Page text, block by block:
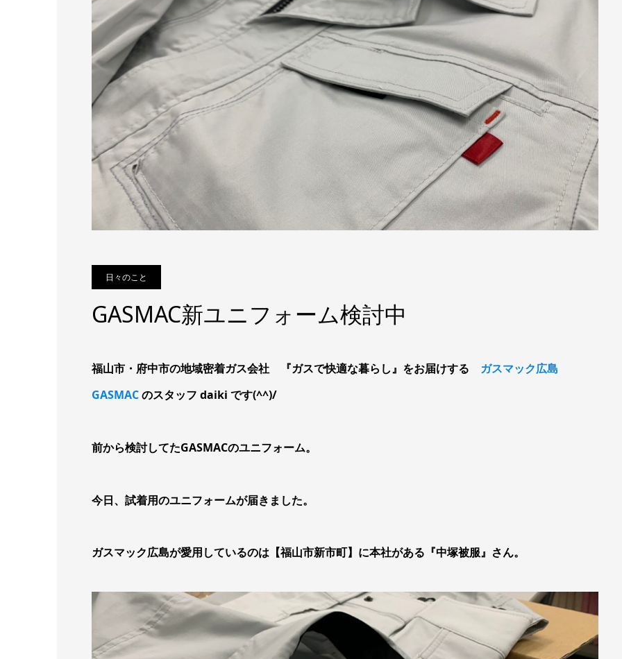
日々のこと
GASMAC新ユニフォーム検討中
福山市・府中市の地域密着ガス会社 『ガスで快適な暮らし』をお届けする ガスマック広島
GASMACのスタッフ daiki です(^^)/
前から検討してたGASMACのユニフォーム。
今日、試着用のユニフォームが届きました。
ガスマック広島が愛用しているのは【福山市新市町】に本社がある『中塚被服』さん。